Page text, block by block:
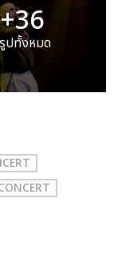
+36
ปทั้งหมด